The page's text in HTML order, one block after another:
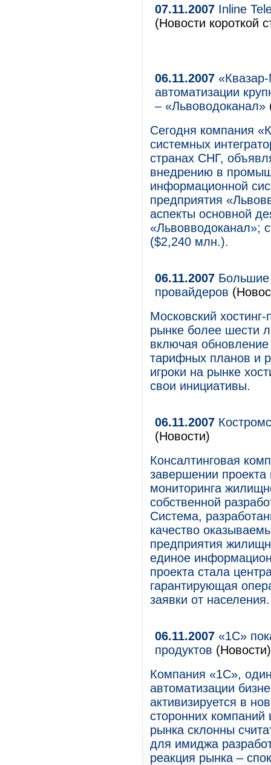
07.11.2007 Inline
(Новости короткой
06.11.2007
автоматизации
– «Львоводоканал»
Сегодня компания
системных
странах СНГ,
внедрению в
информационной
предприятия
аспекты основной
«Львовводоканал»;
($2,240 млн.).
06.11.2007 Большие
провайдеров
Московский
рынке более шести
включая
тарифных планов и
игроки на рынке
свои инициативы.
06.11.2007
(Новости)
Консалтинговая
завершении
мониторинга
собственной
Система,
качество
предприятия
единое
проекта стала
гарантирующая
заявки от населения.
06.11.2007 «1С»
продуктов (Новости)
Компания «1С»,
автоматизации
активизируется в
сторонних
рынка склонны
для имиджа
реакция рынка –